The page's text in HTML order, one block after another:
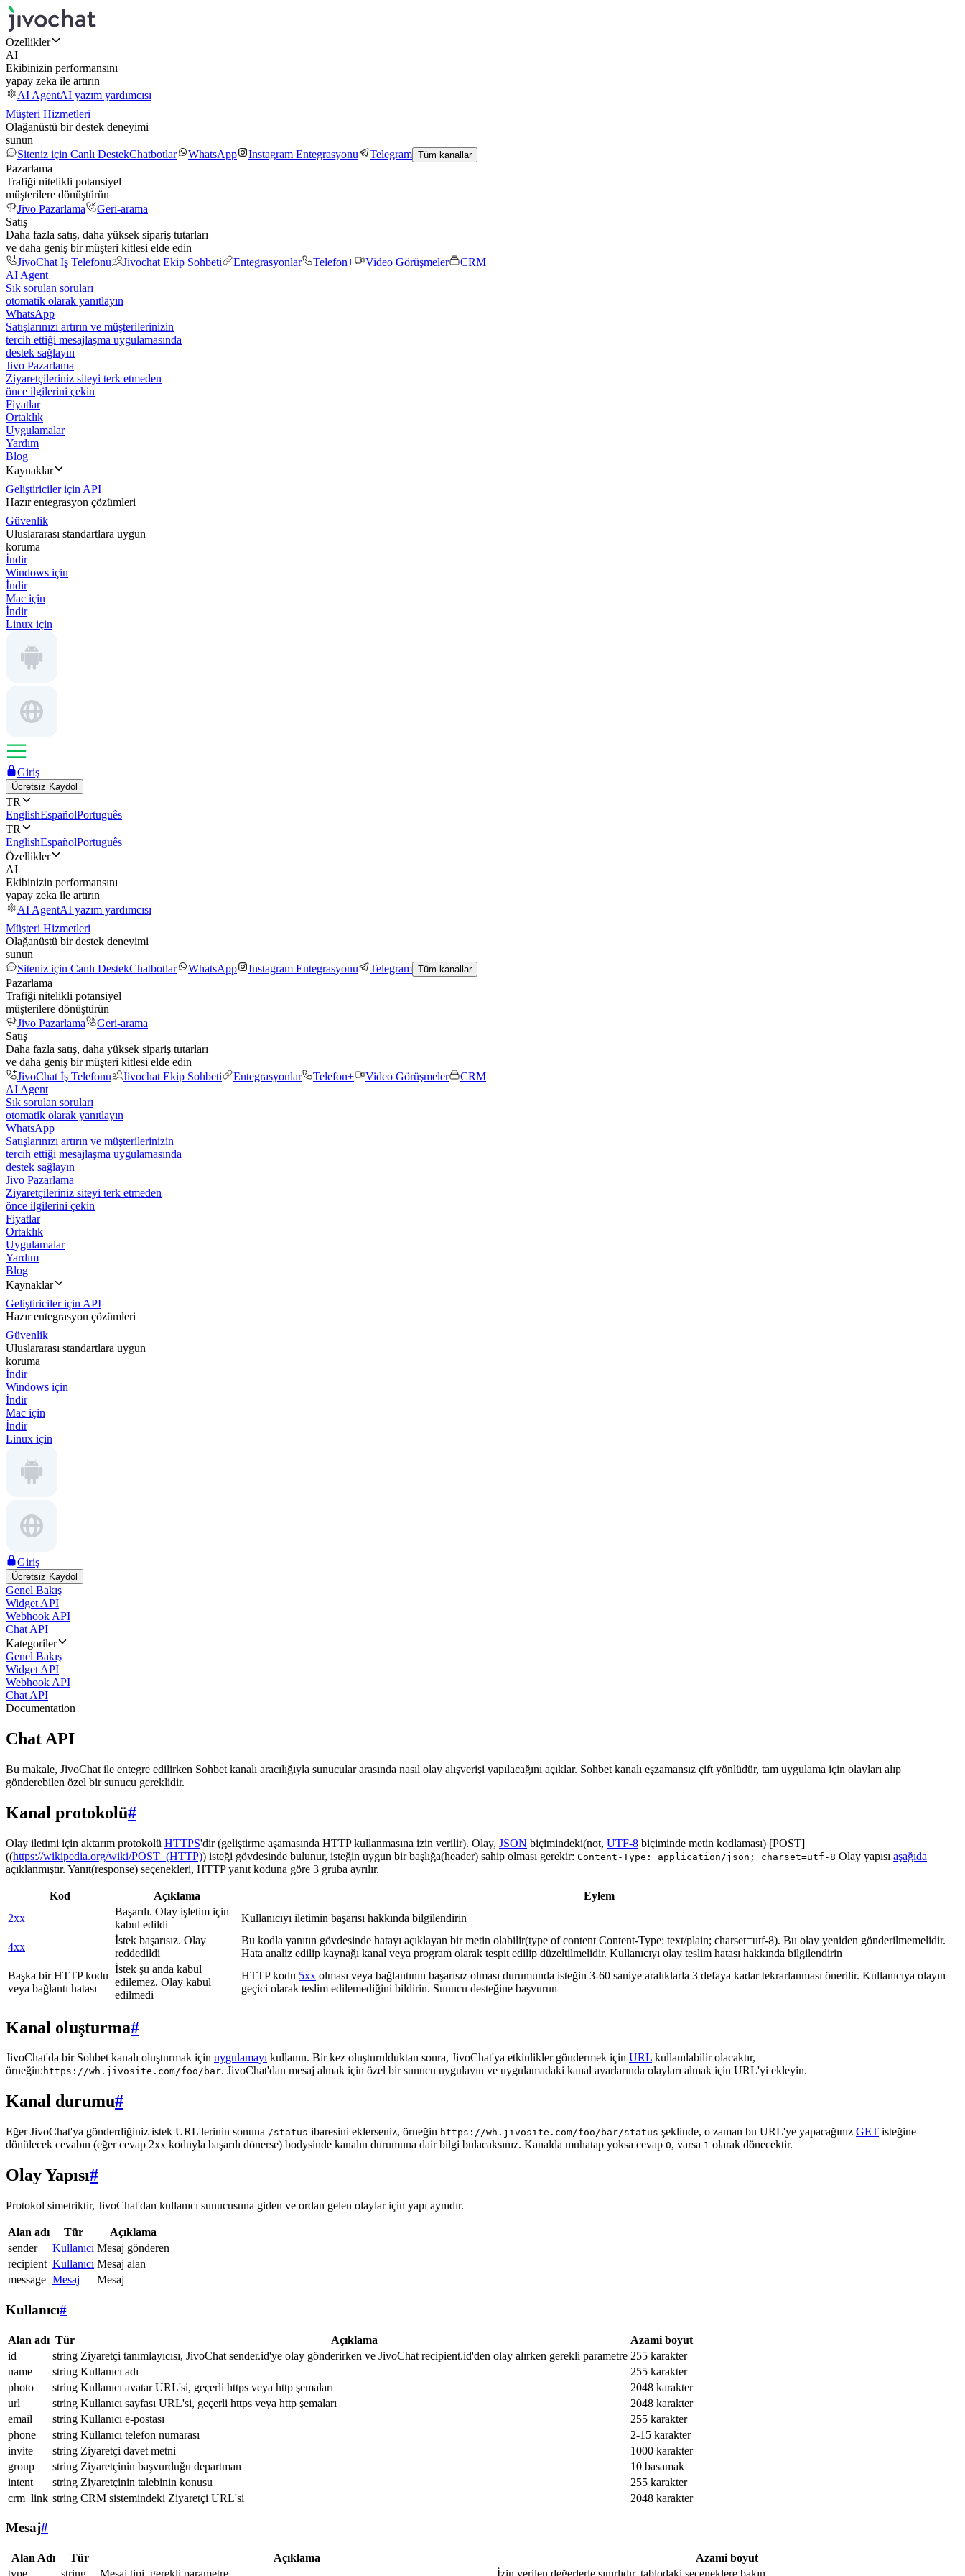
Özellikler
AI
Ekibinizin performansını
yapay zeka ile artırın
AI AgentAI yazım yardımcısı
Müşteri Hizmetleri
Olağanüstü bir destek deneyimi
sunun
Siteniz için Canlı DestekChatbotlar WhatsApp Instagram Entegrasyonu Telegram Tüm kanallar
Pazarlama
Trafiği nitelikli potansiyel
müşterilere dönüştürün
Jivo Pazarlama
Geri-arama
Satış
Daha fazla satış, daha yüksek sipariş tutarları
ve daha geniş bir müşteri kitlesi elde edin
JivoChat İş Telefonu
Jivochat Ekip Sohbeti Entegrasyonlar Telefon+ Video Görüşmeler
CRM
AI Agent
Sık sorulan soruları
otomatik olarak yanıtlayın
WhatsApp
Satışlarınızı artırın ve müşterilerinizin
tercih ettiği mesajlaşma uygulamasında
destek sağlayın
Jivo Pazarlama
Ziyaretçileriniz siteyi terk etmeden
önce ilgilerini çekin
Fiyatlar
Ortaklık
Uygulamalar
Yardım
Blog
Kaynaklar
Geliştiriciler için API
Hazır entegrasyon çözümleri
Güvenlik
Uluslararası standartlara uygun
koruma
İndir
Windows için
İndir
Mac için
İndir
Linux için
Giriş
Ücretsiz Kaydol
TR
EnglishEspañolPortuguês
TR
EnglishEspañolPortuguês
Özellikler
AI
Ekibinizin performansını
yapay zeka ile artırın
AI AgentAI yazım yardımcısı
Müşteri Hizmetleri
Olağanüstü bir destek deneyimi
sunun
Siteniz için Canlı DestekChatbotlar WhatsApp Instagram Entegrasyonu Telegram Tüm kanallar
Pazarlama
Trafiği nitelikli potansiyel
müşterilere dönüştürün
Jivo Pazarlama
Geri-arama
Satış
Daha fazla satış, daha yüksek sipariş tutarları
ve daha geniş bir müşteri kitlesi elde edin
JivoChat İş Telefonu
Jivochat Ekip Sohbeti Entegrasyonlar Telefon+ Video Görüşmeler
CRM
AI Agent
Sık sorulan soruları
otomatik olarak yanıtlayın
WhatsApp
Satışlarınızı artırın ve müşterilerinizin
tercih ettiği mesajlaşma uygulamasında
destek sağlayın
Jivo Pazarlama
Ziyaretçileriniz siteyi terk etmeden
önce ilgilerini çekin
Fiyatlar
Ortaklık
Uygulamalar
Yardım
Blog
Kaynaklar
Geliştiriciler için API
Hazır entegrasyon çözümleri
Güvenlik
Uluslararası standartlara uygun
koruma
İndir
Windows için
İndir
Mac için
İndir
Linux için
Giriş
Ücretsiz Kaydol
Genel Bakış
Widget API
Webhook API
Chat API
Kategoriler
Genel Bakış
Widget API
Webhook API
Chat API
Documentation
Chat API
Bu makale, JivoChat ile entegre edilirken Sohbet kanalı aracılığıyla sunucular arasında nasıl olay alışverişi yapılacağını açıklar. Sohbet kanalı eşzamansız çift yönlüdür, tam uygulama için olayları alıp
gönderebilen özel bir sunucu gereklidir.
Kanal protokolü#
Olay iletimi için aktarım protokolü HTTPS'dir (geliştirme aşamasında HTTP kullanmasına izin verilir). Olay, JSON biçimindeki(not, UTF-8 biçiminde metin kodlaması) [POST]
((https://wikipedia.org/wiki/POST_(HTTP)) isteği gövdesinde bulunur, isteğin uygun bir başlığa(header) sahip olması gerekir: Content-Type: application/json; charset=utf-8 Olay yapısı aşağıda
açıklanmıştır. Yanıt(response) seçenekleri, HTTP yanıt koduna göre 3 gruba ayrılır.
Kod Açıklama
Eylem
2xx
Başarılı. Olay işletim için
kabul edildi
Kullanıcıyı iletimin başarısı hakkında bilgilendirin
4xx
İstek başarısız. Olay
reddedildi
Bu kodla yanıtın gövdesinde hatayı açıklayan bir metin olabilir(type of content Content-Type: text/plain; charset=utf-8). Bu olay yeniden gönderilmemelidir.
Hata analiz edilip kaynağı kanal veya program olarak tespit edilip düzeltilmelidir. Kullanıcıyı olay teslim hatası hakkında bilgilendirin
Başka bir HTTP kodu
veya bağlantı hatası
İstek şu anda kabul
edilemez. Olay kabul
edilmedi
HTTP kodu 5xx olması veya bağlantının başarısız olması durumunda isteğin 3-60 saniye aralıklarla 3 defaya kadar tekrarlanması önerilir. Kullanıcıya olayın
geçici olarak teslim edilemediğini bildirin. Sunucu desteğine başvurun
Kanal oluşturma#
JivoChat'da bir Sohbet kanalı oluşturmak için uygulamayı kullanın. Bir kez oluşturulduktan sonra, JivoChat'ya etkinlikler göndermek için URL kullanılabilir olacaktır,
örneğin: https://wh.jivosite.com/foo/bar. JivoChat'dan mesaj almak için özel bir sunucu uygulayın ve uygulamadaki kanal ayarlarında olayları almak için URL'yi ekleyin.
Kanal durumu#
Eğer JivoChat'ya gönderdiğiniz istek URL'lerinin sonuna /status ibaresini eklerseniz, örneğin https://wh.jivosite.com/foo/bar/status şeklinde, o zaman bu URL'ye yapacağınız GET isteğine
dönülecek cevabın (eğer cevap 2xx koduyla başarılı dönerse) bodysinde kanalın durumuna dair bilgi bulacaksınız. Kanalda muhatap yoksa cevap 0, varsa 1 olarak dönecektir.
Olay Yapısı#
Protokol simetriktir, JivoChat'dan kullanıcı sunucusuna giden ve ordan gelen olaylar için yapı aynıdır.
Alan adı Tür
Açıklama
sender
Kullanıcı Mesaj gönderen
recipient Kullanıcı Mesaj alan
message Mesaj Mesaj
Kullanıcı#
Alan adı Tür Açıklama
Azami boyut
id
string Ziyaretçi tanımlayıcısı, JivoChat sender.id'ye olay gönderirken ve JivoChat recipient.id'den olay alırken gerekli parametre 255 karakter
name
string Kullanıcı adı
255 karakter
photo
string Kullanıcı avatar URL'si, geçerli https veya http şemaları
2048 karakter
url
string Kullanıcı sayfası URL'si, geçerli https veya http şemaları
2048 karakter
email
string Kullanıcı e-postası
255 karakter
phone
string Kullanıcı telefon numarası
2-15 karakter
invite
string Ziyaretçi davet metni
1000 karakter
group
string Ziyaretçinin başvurduğu departman
10 basamak
intent
string Ziyaretçinin talebinin konusu
255 karakter
crm_link string CRM sistemindeki Ziyaretçi URL'si 2048 karakter
Mesaj#
Alan Adı Tür Açıklama
Azami boyut
type
string Mesaj tipi, gerekli parametre İzin verilen değerlerle sınırlıdır, tablodaki seçeneklere bakın